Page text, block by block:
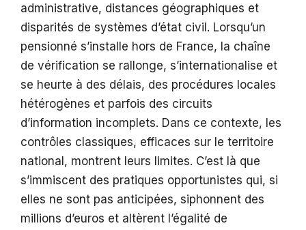
administrative, distances géographiques et
disparités de systèmes d’état civil. Lorsqu’un
pensionné s’installe hors de France, la chaîne
de vérification se rallonge, s’internationalise et
se heurte à des délais, des procédures locales
hétérogènes et parfois des circuits
d’information incomplets. Dans ce contexte, les
contrôles classiques, efficaces sur le territoire
national, montrent leurs limites. C’est là que
s’immiscent des pratiques opportunistes qui, si
elles ne sont pas anticipées, siphonnent des
millions d’euros et altèrent l’égalité de